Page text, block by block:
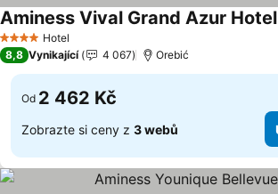
4 Počet hvězdiček
Hotel
Aminess Vival Grand Azur Hotel
8,8 Vynikající 4 067 Orebić
Od 2 462 Kč
Zobrazte si ceny z 3 webů